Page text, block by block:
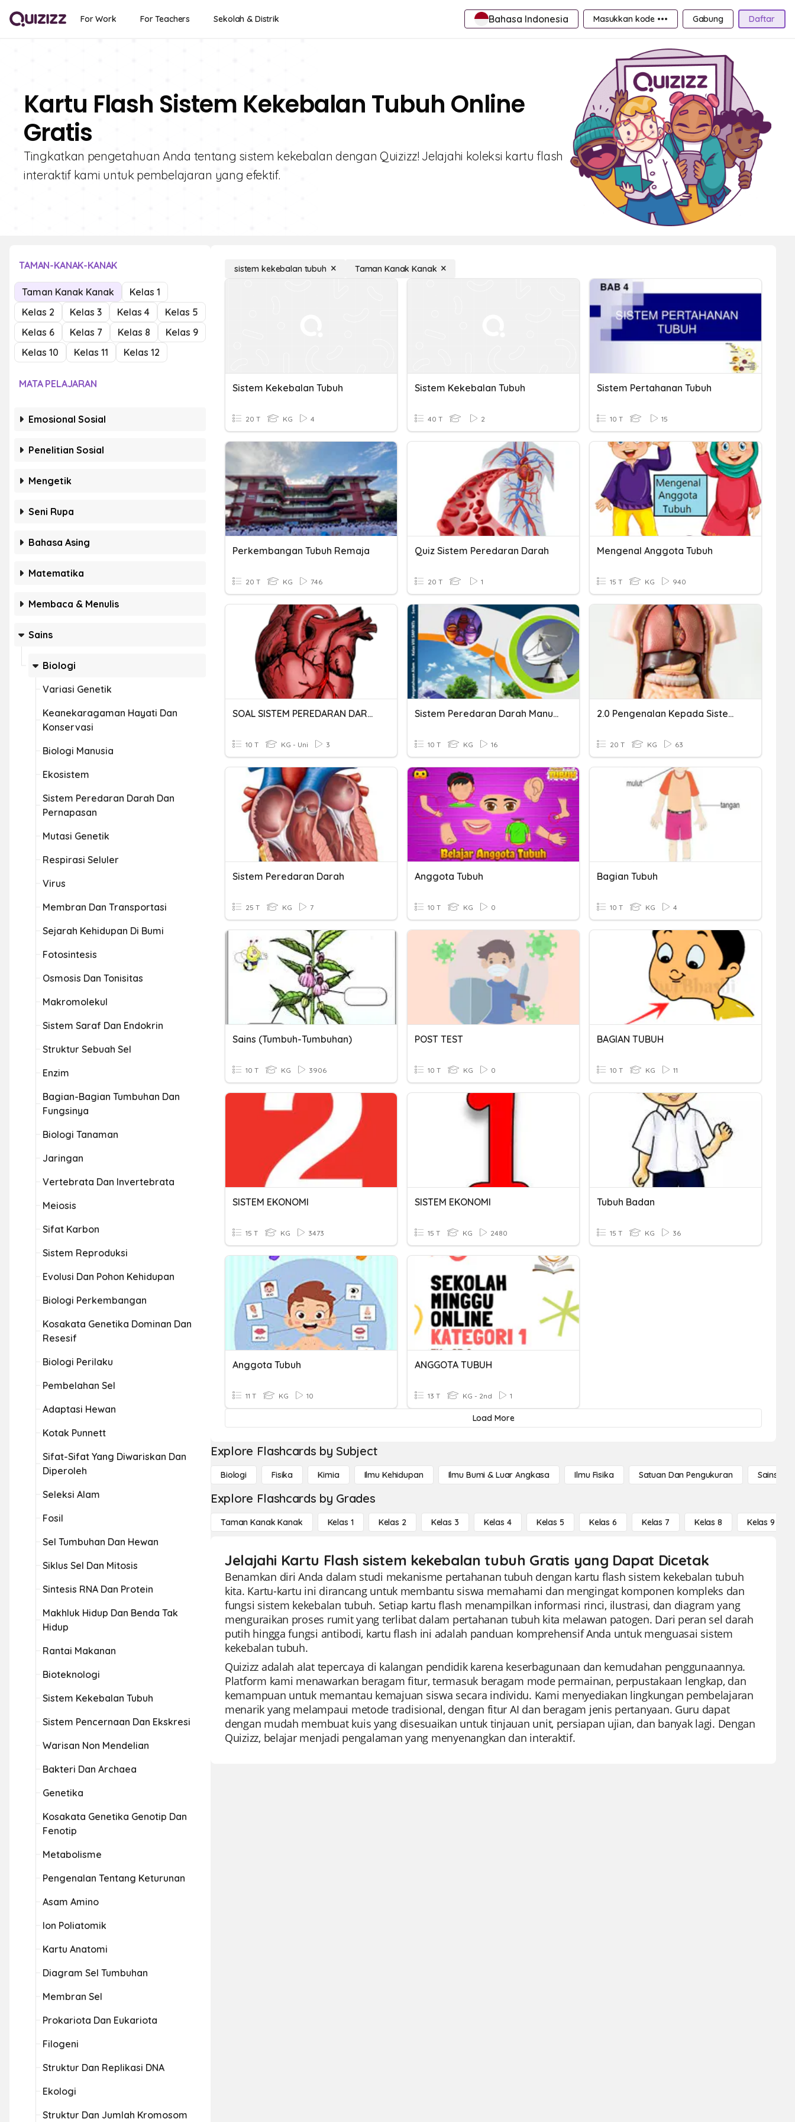
For Work For Teachers Sekolah & Distrik Bahasa Indonesia Masukkan kode ••• Gabung Daftar
Kartu Flash Sistem Kekebalan Tubuh Online
Gratis
Tingkatkan pengetahuan Anda tentang sistem kekebalan dengan Quizizz! Jelajahi koleksi kartu flash
interaktif kami untuk pembelajaran yang efektif.
TAMAN-KANAK-KANAK
Taman Kanak Kanak
Kelas 1
Kelas 2
Kelas 3 Kelas 4
Kelas 5
Kelas 6
Kelas 7 Kelas 8
Kelas 9
Kelas 10
Kelas 11 Kelas 12
MATA PELAJARAN
Emosional Sosial
Penelitian Sosial
Mengetik
Seni Rupa
Bahasa Asing
Matematika
Membaca & Menulis
Sains
Biologi
Variasi Genetik
Keanekaragaman Hayati Dan
Konservasi
Biologi Manusia
Ekosistem
Sistem Peredaran Darah Dan
Pernapasan
Mutasi Genetik
Respirasi Seluler
Virus
Membran Dan Transportasi
Sejarah Kehidupan Di Bumi
Fotosintesis
Osmosis Dan Tonisitas
Makromolekul
Sistem Saraf Dan Endokrin
Struktur Sebuah Sel
Enzim
Bagian-Bagian Tumbuhan Dan
Fungsinya
Biologi Tanaman
Jaringan
Vertebrata Dan Invertebrata
Meiosis
Sifat Karbon
Sistem Reproduksi
Evolusi Dan Pohon Kehidupan
Biologi Perkembangan
Kosakata Genetika Dominan Dan
Resesif
Biologi Perilaku
Pembelahan Sel
Adaptasi Hewan
Kotak Punnett
Sifat-Sifat Yang Diwariskan Dan
Diperoleh
Seleksi Alam
Fosil
Sel Tumbuhan Dan Hewan
Siklus Sel Dan Mitosis
Sintesis RNA Dan Protein
Makhluk Hidup Dan Benda Tak
Hidup
Rantai Makanan
Bioteknologi
Sistem Kekebalan Tubuh
Sistem Pencernaan Dan Ekskresi
Warisan Non Mendelian
Bakteri Dan Archaea
Genetika
Kosakata Genetika Genotip Dan
Fenotip
Metabolisme
Pengenalan Tentang Keturunan
Asam Amino
Ion Poliatomik
Kartu Anatomi
Diagram Sel Tumbuhan
Membran Sel
Prokariota Dan Eukariota
Filogeni
Struktur Dan Replikasi DNA
Ekologi
Struktur Dan Jumlah Kromosom
sistem kekebalan tubuh Taman Kanak Kanak
Sistem Kekebalan Tubuh
20 T KG 4
Sistem Kekebalan Tubuh
40 T 2
Sistem Pertahanan Tubuh
10 T 15
Perkembangan Tubuh Remaja
20 T KG 746
Quiz Sistem Peredaran Darah
20 T 1
Mengenal Anggota Tubuh
15 T KG 940
SOAL SISTEM PEREDARAN DARAH
10 T KG - Uni 3
Sistem Peredaran Darah Manusia
10 T KG 16
2.0 Pengenalan Kepada Sistem Tubuh Badan Manusia
20 T KG 63
Sistem Peredaran Darah
25 T KG 7
Anggota Tubuh
10 T KG 0
Bagian Tubuh
10 T KG 4
Sains (Tumbuh-Tumbuhan)
10 T KG 3906
POST TEST
10 T KG 0
BAGIAN TUBUH
10 T KG 11
SISTEM EKONOMI
15 T KG 3473
SISTEM EKONOMI
15 T KG 2480
Tubuh Badan
15 T KG 36
Anggota Tubuh
11 T KG 10
ANGGOTA TUBUH
13 T KG - 2nd 1
Load More
Explore Flashcards by Subject
Biologi Fisika Kimia Ilmu Kehidupan Ilmu Bumi & Luar Angkasa Ilmu Fisika Satuan Dan Pengukuran Sains
Explore Flashcards by Grades
Taman Kanak Kanak Kelas 1 Kelas 2 Kelas 3 Kelas 4 Kelas 5 Kelas 6 Kelas 7 Kelas 8 Kelas 9
Jelajahi Kartu Flash sistem kekebalan tubuh Gratis yang Dapat Dicetak
Benamkan diri Anda dalam studi mekanisme pertahanan tubuh dengan kartu flash sistem kekebalan tubuh
kita. Kartu-kartu ini dirancang untuk membantu siswa memahami dan mengingat komponen kompleks dan
fungsi sistem kekebalan tubuh. Setiap kartu flash menampilkan informasi rinci, ilustrasi, dan diagram yang
menguraikan proses rumit yang terlibat dalam pertahanan tubuh kita melawan patogen. Dari peran sel darah
putih hingga fungsi antibodi, kartu flash ini adalah panduan komprehensif Anda untuk menguasai sistem
kekebalan tubuh.
Quizizz adalah alat tepercaya di kalangan pendidik karena keserbagunaan dan kemudahan penggunaannya.
Platform kami menawarkan beragam fitur, termasuk beragam mode permainan, perpustakaan lengkap, dan
kemampuan untuk memantau kemajuan siswa secara individu. Kami menyediakan lingkungan pembelajaran
menarik yang melampaui metode tradisional, dengan fitur AI dan beragam jenis pertanyaan. Guru dapat
dengan mudah membuat kuis yang disesuaikan untuk tinjauan unit, persiapan ujian, dan banyak lagi. Dengan
Quizizz, belajar menjadi pengalaman yang menyenangkan dan interaktif.